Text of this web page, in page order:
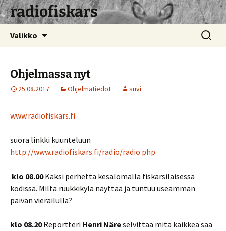
radiofiskars
Valikko Haku:
Ohjelmassa nyt
25.08.2017 Ohjelmatiedot suvi
www.radiofiskars.fi
suora linkki kuunteluun
http://www.radiofiskars.fi/radio/radio.php
klo 08.00Kaksi perhettä kesälomalla fiskarsilaisessa
kodissa. Miltä ruukkikylä näyttää ja tuntuu useamman
päivän vierailulla?
klo 08.20Reportteri Henri Näreselvittää mitä kaikkea saa